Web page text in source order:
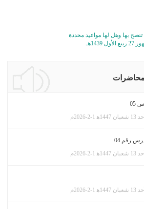
بها وهل لها مواعيد محددة
05
1-2-2026م
رقم 04
1-2-2026م
1-2-2026م